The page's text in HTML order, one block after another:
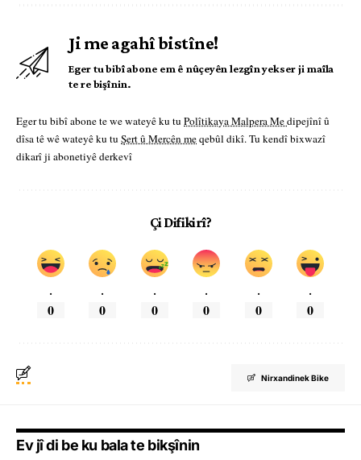
Ji me agahî bistîne!
Eger tu bibî abone em ê nûçeyên lezgîn yekser ji maîla
te re bişînin.
Eger tu bibî abone te we wateyê ku tu Polîtikaya Malpera Medipejînî û
dîsa tê wê wateyê ku tu Şert û Mercên meqebûl dikî. Tu kendî bixwazî
dikarî ji abonetiyê derkevî
Çi Difikirî?
.
0
.
0
.
0
.
0
.
0
.
0
Nirxandinek Bike
Ev jî di be ku bala te bikşînin